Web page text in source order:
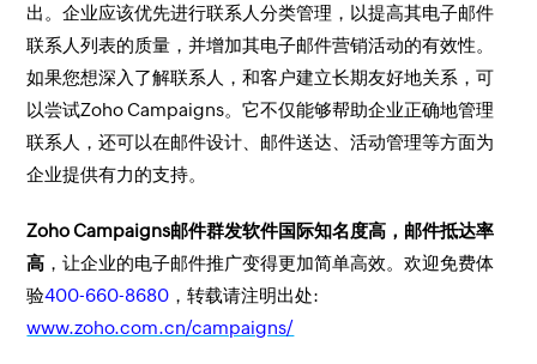
出。企业应该优先进行联系人分类管理，以提高其电子邮件
联系人列表的质量，并增加其电子邮件营销活动的有效性。
如果您想深入了解联系人，和客户建立长期友好地关系，可
以尝试Zoho Campaigns。它不仅能够帮助企业正确地管理
联系人，还可以在邮件设计、邮件送达、活动管理等方面为
企业提供有力的支持。
Zoho Campaigns邮件群发软件国际知名度高，邮件抵达率
高 ，让企业的电子邮件推广变得更加简单高效。欢迎免费体
验400-660-8680 ，转载请注明出处:
www.zoho.com.cn/campaigns/